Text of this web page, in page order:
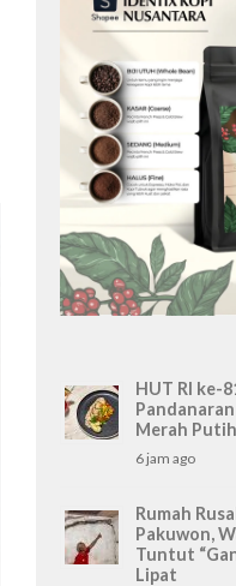
HUT RI ke-
Merah
6 jam ago
Rumah
Pakuwon,
Tuntut
Lipat